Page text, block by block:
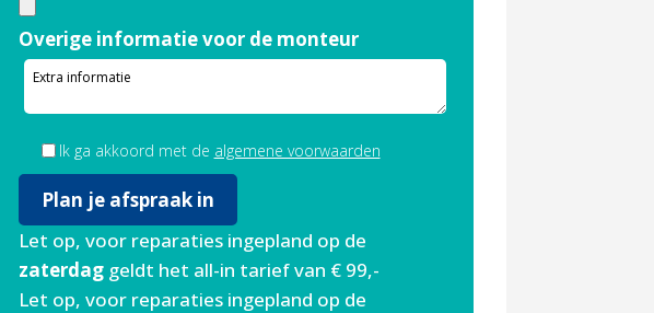
Overige informatie voor de monteur
Ik ga akkoord met de algemene voorwaarden
Let op, voor reparaties ingepland op de
zaterdaggeldt het all-in tarief van € 99,-
Let op, voor reparaties ingepland op de